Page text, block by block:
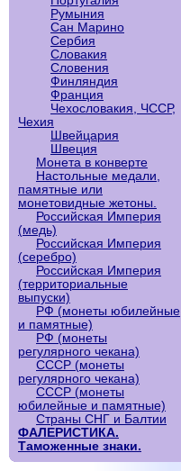
Румыния
Сан Марино
Сербия
Словакия
Словения
Финляндия
Франция
Чехословакия, ЧССР,
Чехия
Швейцария
Швеция
Монета в конверте
Настольные медали,
памятные или
монетовидные жетоны.
Российская Империя
(медь)
Российская Империя
(серебро)
Российская Империя
(территориальные
выпуски)
РФ (монеты юбилейные
и памятные)
РФ (монеты
регулярного чекана)
СССР (монеты
регулярного чекана)
СССР (монеты
юбилейные и памятные)
Страны СНГ и Балтии
ФАЛЕРИСТИКА.
Таможенные знаки.